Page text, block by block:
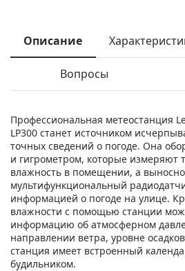
Описание
Вопросы
Профессиональная метеостанция
LP300 станет источником
точных сведений о погоде. Она
и гигрометром, которые измеряют
влажность в помещении, а
мультифункциональный
информацией о погоде на улице.
влажности с помощью станции
информацию об атмосферном
направлении ветра, уровне
станция имеет встроенный
будильником.